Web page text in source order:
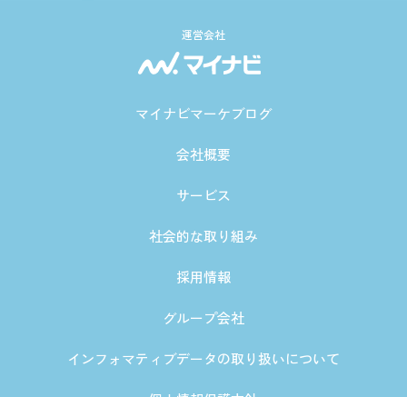
運営会社
マイナビマーケブログ
会社概要
サービス
社会的な取り組み
採用情報
グループ会社
インフォマティブデータの取り扱いについて